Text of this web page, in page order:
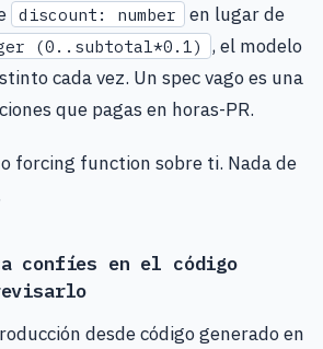
discount: number en lugar de
(0..subtotal*0.1)
, el modelo
cada vez. Un spec vago es una
que pagas en horas-PR.
forcing function sobre ti. Nada de
confíes en el código
desde código generado en